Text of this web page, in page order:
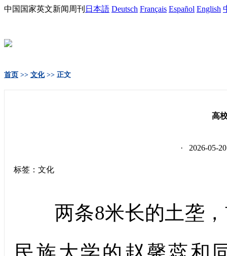
中国国家英文新闻周刊 日本語 Deutsch Français Español English
首页 >> 文化>> 正文
高
· 2026-05-
标签：文化
两条8米长的土垄，